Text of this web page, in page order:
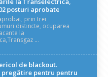
posturi aprobate
prin trei
distincte, ocuparea
la
...
de blackout.
pregătire pentru pentru